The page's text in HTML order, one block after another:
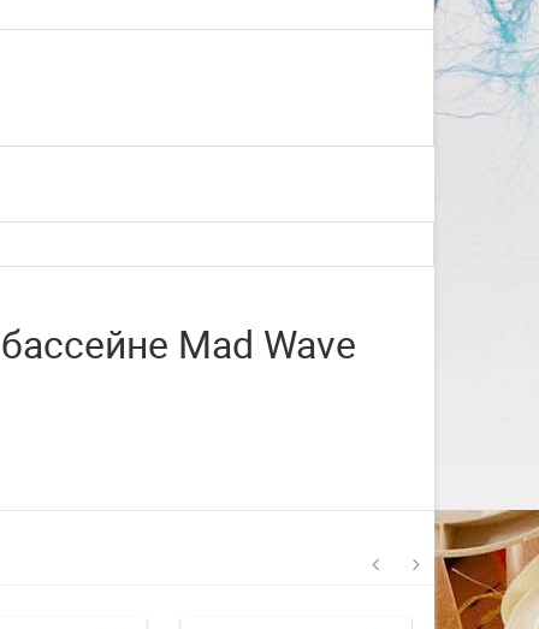
рисунком. ...
ЧИТАТЬ ДАЛЬШЕ
Mad Wave